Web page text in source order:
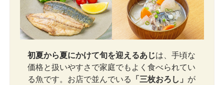
初夏から夏にかけて旬を迎えるあじは、手頃な
価格と扱いやすさで家庭でもよく食べられてい
る魚です。お店で並んでいる
「三枚おろし」 が